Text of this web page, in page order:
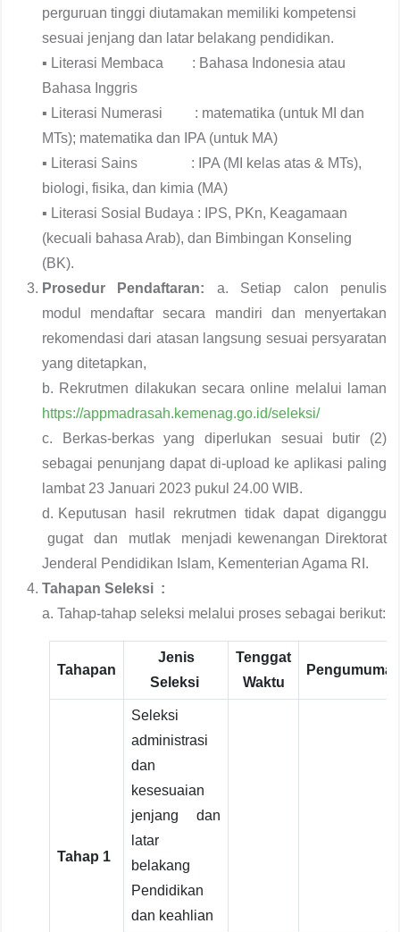
perguruan tinggi diutamakan memiliki kompetensi
sesuai jenjang dan latar belakang pendidikan.
▪ Literasi Membaca : Bahasa Indonesia atau
Bahasa Inggris
▪ Literasi Numerasi : matematika (untuk MI dan
MTs); matematika dan IPA (untuk MA)
▪ Literasi Sains : IPA (MI kelas atas & MTs),
biologi, fisika, dan kimia (MA)
▪ Literasi Sosial Budaya : IPS, PKn, Keagamaan
(kecuali bahasa Arab), dan Bimbingan Konseling
(BK).
Prosedur Pendaftaran: a. Setiap calon penulis
modul mendaftar secara mandiri dan menyertakan
rekomendasi dari atasan langsung sesuai persyaratan
yang ditetapkan,
b. Rekrutmen dilakukan secara online melalui laman
https://appmadrasah.kemenag.go.id/seleksi/
c. Berkas-berkas yang diperlukan sesuai butir (2)
sebagai penunjang dapat di-upload ke aplikasi paling
lambat 23 Januari 2023 pukul 24.00 WIB.
d. Keputusan hasil rekrutmen tidak dapat diganggu
gugat dan mutlak menjadi kewenangan Direktorat
Jenderal Pendidikan Islam, Kementerian Agama RI.
Tahapan Seleksi :
a. Tahap-tahap seleksi melalui proses sebagai berikut:
Tahapan
Jenis
Seleksi
Tenggat
Waktu
Tahap 1
Seleksi
administrasi
dan
kesesuaian
jenjang dan
latar
belakang
Pendidikan
dan keahlian